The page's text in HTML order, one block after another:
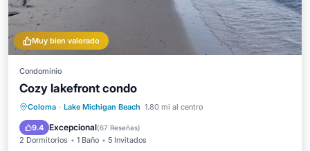
Muy bien valorado
Condominio
Cozy lakefront condo
Coloma · Lake Michigan Beach 1.80 mi al centro
9.4 Excepcional(67 Reseñas)
2 Dormitorios 1 Baño 5 Invitados
Frente al mar Aparcamiento
Vista al mar